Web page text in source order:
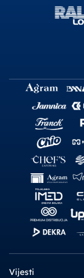
Vijesti